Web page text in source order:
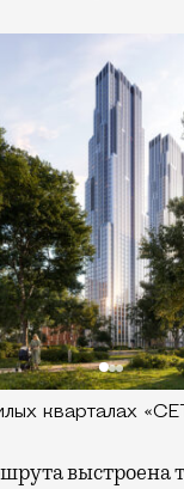
кварталах
выстроена